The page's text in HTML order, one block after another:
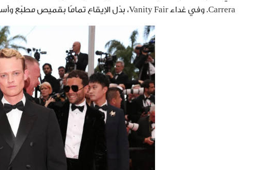
Carrera. وفي غداء Vanity Fair، بدّل الإيقاع تمامًا بقميص مطبّع وأسلوب “صيفي أنيق”.